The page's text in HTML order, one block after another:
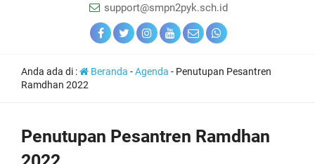
support@smpn2pyk.sch.id
Anda ada di : Beranda -Agenda - Penutupan Pesantren
Ramdhan 2022
Penutupan Pesantren Ramdhan